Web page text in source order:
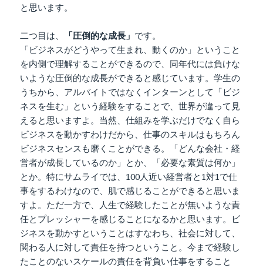
と思います。
二つ目は、 「圧倒的な成長」 です。
「ビジネスがどうやって生まれ、動くのか」ということ
を内側で理解することができるので、同年代には負けな
いような圧倒的な成長ができると感じています。学生の
うちから、アルバイトではなくインターンとして「ビジ
ネスを生む」という経験をすることで、世界が違って見
えると思いますよ。当然、仕組みを学ぶだけでなく自ら
ビジネスを動かすわけだから、仕事のスキルはもちろん
ビジネスセンスも磨くことができる。「どんな会社・経
営者が成長しているのか」とか、「必要な素質は何か」
とか。特にサムライでは、100人近い経営者と1対1で仕
事をするわけなので、肌で感じることができると思いま
すよ。ただ一方で、人生で経験したことが無いような責
任とプレッシャーを感じることになるかと思います。ビ
ジネスを動かすということはすなわち、社会に対して、
関わる人に対して責任を持つということ。今まで経験し
たことのないスケールの責任を背負い仕事をすること